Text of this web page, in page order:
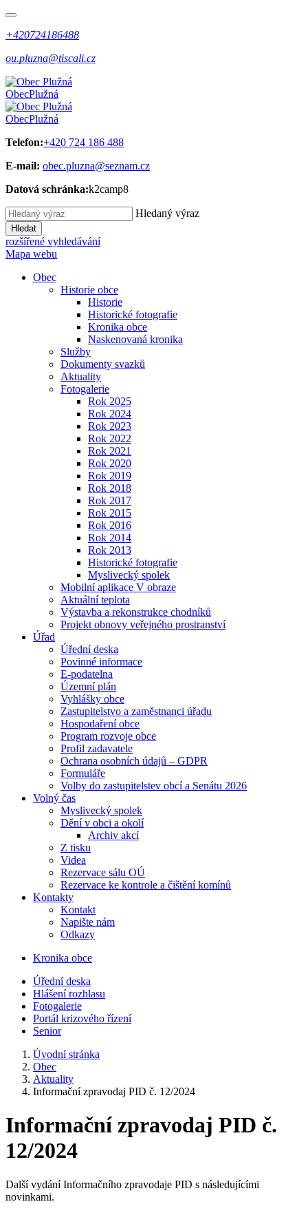
+420724186488
ou.pluzna@tiscali.cz
ObecPlužná
ObecPlužná
Telefon:+420 724 186 488
E-mail: obec.pluzna@seznam.cz
Datová schránka:k2camp8
Hledaný výraz
Hledat
rozšířené vyhledávání
Mapa webu
Obec
Historie obce
Historie
Historické fotografie
Kronika obce
Naskenovaná kronika
Služby
Dokumenty svazků
Aktuality
Fotogalerie
Rok 2025
Rok 2024
Rok 2023
Rok 2022
Rok 2021
Rok 2020
Rok 2019
Rok 2018
Rok 2017
Rok 2015
Rok 2016
Rok 2014
Rok 2013
Historické fotografie
Myslivecký spolek
Mobilní aplikace V obraze
Aktuální teplota
Výstavba a rekonstrukce chodníků
Projekt obnovy veřejného prostranství
Úřad
Úřední deska
Povinné informace
E-podatelna
Územní plán
Vyhlášky obce
Zastupitelstvo a zaměstnanci úřadu
Hospodaření obce
Program rozvoje obce
Profil zadavatele
Ochrana osobních údajů – GDPR
Formuláře
Volby do zastupitelstev obcí a Senátu 2026
Volný čas
Myslivecký spolek
Dění v obci a okolí
Archiv akcí
Z tisku
Videa
Rezervace sálu OÚ
Rezervace ke kontrole a čištění komínů
Kontakty
Kontakt
Napište nám
Odkazy
Kronika obce
Úřední deska
Hlášení rozhlasu
Fotogalerie
Portál krizového řízení
Senior
Úvodní stránka
Obec
Aktuality
Informační zpravodaj PID č. 12/2024
Informační zpravodaj PID č.
12/2024
Další vydání Informačního zpravodaje PID s následujícími
novinkami.